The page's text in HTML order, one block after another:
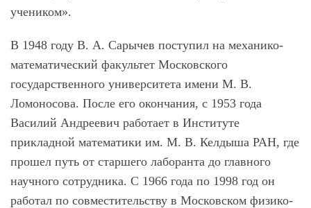
учеником».
В 1948 году В. А. Сарычев поступил на механико-
математический факультет Московского
государственного университета имени М. В.
Ломоносова. После его окончания, с 1953 года
Василий Андреевич работает в Институте
прикладной математики им. М. В. Келдыша РАН, где
прошел путь от старшего лаборанта до главного
научного сотрудника. С 1966 года по 1998 год он
работал по совместительству в Московском физико-